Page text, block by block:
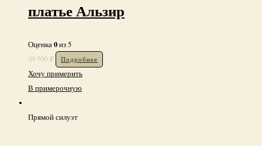
платье Альзир
Оценка0из 5
39 500 ₽ Подробнее
Хочу примерить
В примерочную
Прямой силуэт